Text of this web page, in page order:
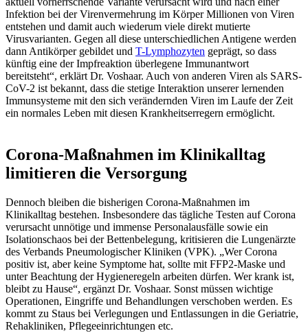
Infektion bei der Virenvermehrung im Körper Millionen von Viren
entstehen und damit auch wiederum viele direkt mutierte
Virusvarianten. Gegen all diese unterschiedlichen Antigene werden
dann Antikörper gebildet und T-Lymphozyten geprägt, so dass
künftig eine der Impfreaktion überlegene Immunantwort
bereitsteht“, erklärt Dr. Voshaar. Auch von anderen Viren als SARS-
CoV-2 ist bekannt, dass die stetige Interaktion unserer lernenden
Immunsysteme mit den sich verändernden Viren im Laufe der Zeit
ein normales Leben mit diesen Krankheitserregern ermöglicht.
Corona-Maßnahmen im Klinikalltag
limitieren die Versorgung
Dennoch bleiben die bisherigen Corona-Maßnahmen im
Klinikalltag bestehen. Insbesondere das tägliche Testen auf Corona
verursacht unnötige und immense Personalausfälle sowie ein
Isolationschaos bei der Bettenbelegung, kritisieren die Lungenärzte
des Verbands Pneumologischer Kliniken (VPK). „Wer Corona
positiv ist, aber keine Symptome hat, sollte mit FFP2-Maske und
unter Beachtung der Hygieneregeln arbeiten dürfen. Wer krank ist,
bleibt zu Hause“, ergänzt Dr. Voshaar. Sonst müssen wichtige
Operationen, Eingriffe und Behandlungen verschoben werden. Es
kommt zu Staus bei Verlegungen und Entlassungen in die Geriatrie,
Rehakliniken, Pflegeeinrichtungen etc.